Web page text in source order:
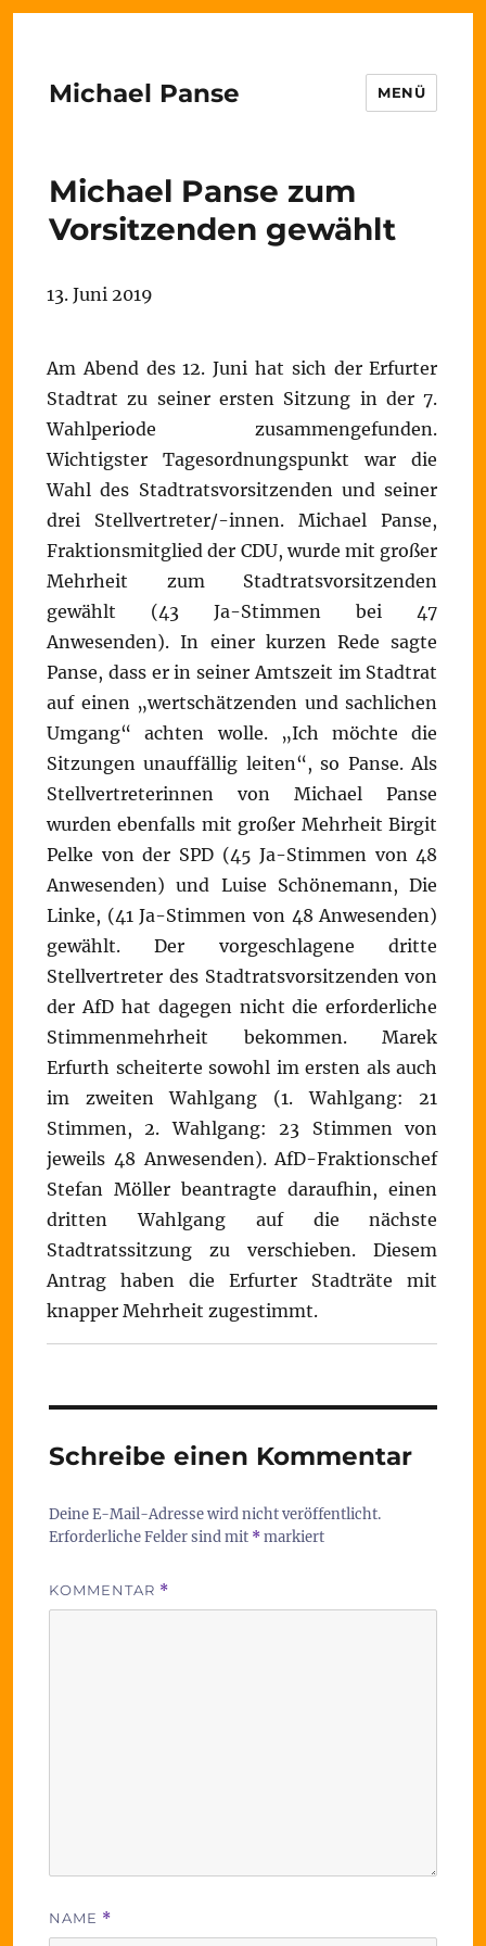
Michael Panse MENÜ
Michael Panse zum
Vorsitzenden gewählt
13. Juni 2019
Am Abend des 12. Juni hat sich der Erfurter
Stadtrat zu seiner ersten Sitzung in der 7.
Wahlperiode zusammengefunden.
Wichtigster Tagesordnungspunkt war die
Wahl des Stadtratsvorsitzenden und seiner
drei Stellvertreter/-innen. Michael Panse,
Fraktionsmitglied der CDU, wurde mit großer
Mehrheit zum Stadtratsvorsitzenden
gewählt (43 Ja-Stimmen bei 47
Anwesenden). In einer kurzen Rede sagte
Panse, dass er in seiner Amtszeit im Stadtrat
auf einen „wertschätzenden und sachlichen
Umgang“ achten wolle. „Ich möchte die
Sitzungen unauffällig leiten“, so Panse. Als
Stellvertreterinnen von Michael Panse
wurden ebenfalls mit großer Mehrheit Birgit
Pelke von der SPD (45 Ja-Stimmen von 48
Anwesenden) und Luise Schönemann, Die
Linke, (41 Ja-Stimmen von 48 Anwesenden)
gewählt. Der vorgeschlagene dritte
Stellvertreter des Stadtratsvorsitzenden von
der AfD hat dagegen nicht die erforderliche
Stimmenmehrheit bekommen. Marek
Erfurth scheiterte sowohl im ersten als auch
im zweiten Wahlgang (1. Wahlgang: 21
Stimmen, 2. Wahlgang: 23 Stimmen von
jeweils 48 Anwesenden). AfD-Fraktionschef
Stefan Möller beantragte daraufhin, einen
dritten Wahlgang auf die nächste
Stadtratssitzung zu verschieben. Diesem
Antrag haben die Erfurter Stadträte mit
knapper Mehrheit zugestimmt.
Schreibe einen Kommentar
Deine E-Mail-Adresse wird nicht veröffentlicht.
Erforderliche Felder sind mit *markiert
KOMMENTAR *
NAME *